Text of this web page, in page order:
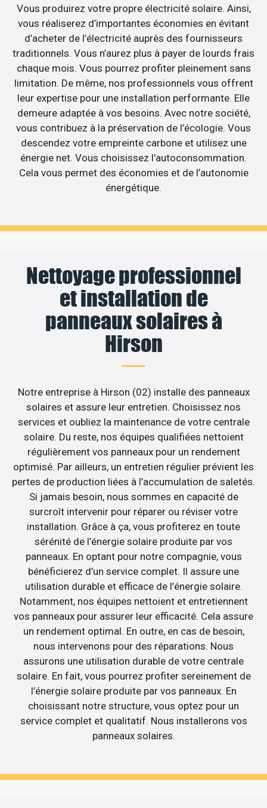
Vous produirez votre propre électricité solaire. Ainsi,
vous réaliserez d’importantes économies en évitant
d’acheter de l’électricité auprès des fournisseurs
traditionnels. Vous n’aurez plus à payer de lourds frais
chaque mois. Vous pourrez profiter pleinement sans
limitation. De même, nos professionnels vous offrent
leur expertise pour une installation performante. Elle
demeure adaptée à vos besoins. Avec notre société,
vous contribuez à la préservation de l’écologie. Vous
descendez votre empreinte carbone et utilisez une
énergie net. Vous choisissez l’autoconsommation.
Cela vous permet des économies et de l’autonomie
énergétique.
Nettoyage professionnel
et installation de
panneaux solaires à
Hirson
Notre entreprise à Hirson (02) installe des panneaux
solaires et assure leur entretien. Choisissez nos
services et oubliez la maintenance de votre centrale
solaire. Du reste, nos équipes qualifiées nettoient
régulièrement vos panneaux pour un rendement
optimisé. Par ailleurs, un entretien régulier prévient les
pertes de production liées à l’accumulation de saletés.
Si jamais besoin, nous sommes en capacité de
surcroît intervenir pour réparer ou réviser votre
installation. Grâce à ça, vous profiterez en toute
sérénité de l’énergie solaire produite par vos
panneaux. En optant pour notre compagnie, vous
bénéficierez d’un service complet. Il assure une
utilisation durable et efficace de l’énergie solaire.
Notamment, nos équipes nettoient et entretiennent
vos panneaux pour assurer leur efficacité. Cela assure
un rendement optimal. En outre, en cas de besoin,
nous intervenons pour des réparations. Nous
assurons une utilisation durable de votre centrale
solaire. En fait, vous pourrez profiter sereinement de
l’énergie solaire produite par vos panneaux. En
choisissant notre structure, vous optez pour un
service complet et qualitatif. Nous installerons vos
panneaux solaires.